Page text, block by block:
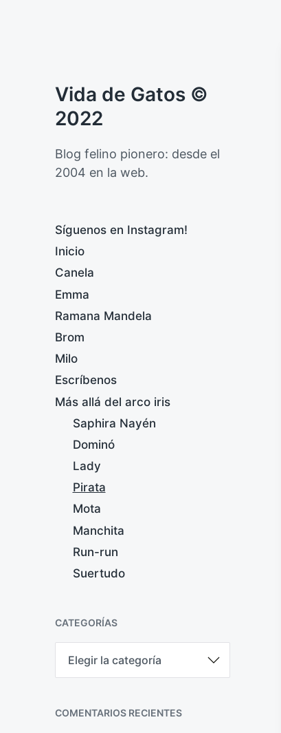
Vida de Gatos ©
2022
Blog felino pionero: desde el
2004 en la web.
Síguenos en Instagram!
Inicio
Canela
Emma
Ramana Mandela
Brom
Milo
Escríbenos
Más allá del arco iris
Saphira Nayén
Dominó
Lady
Pirata
Mota
Manchita
Run-run
Suertudo
CATEGORÍAS
t
o
COMENTARIOS RECIENTES